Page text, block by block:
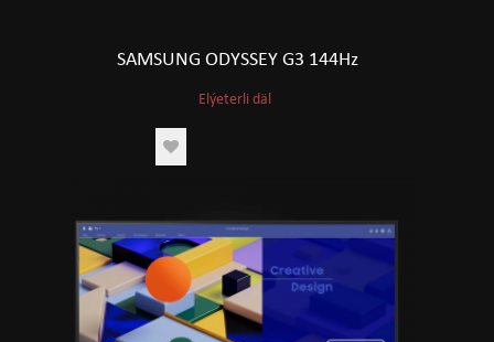
SAMSUNG ODYSSEY G3 144Hz
Elýeterli däl